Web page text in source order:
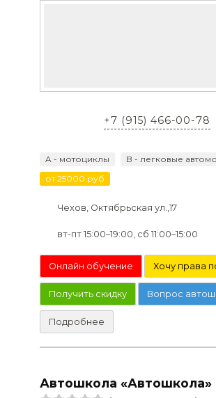
+7 (915) 466-00-78
A - мотоциклы
B - легковые
от 25000 руб
Чехов, Октябрьская ул.,17
вт-пт 15:00–19:00, сб 11:00–15:00
Онлайн обучение Хочу права
Получить скидку Вопрос
Подробнее
Автошкола «Автошкола»